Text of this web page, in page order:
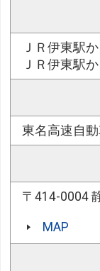
ＪＲ伊東駅
ＪＲ伊東駅
東名高速自
〒414-0004
MAP